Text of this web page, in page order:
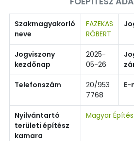
Szakmagyakorló
neve
FAZEKAS
RÓBERT
Jogviszony
kezdőnap
2025-
05-26
Telefonszám
20/953
7768
E-
Nyilvántartó
területi építész
kamara
Magyar